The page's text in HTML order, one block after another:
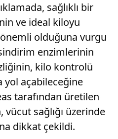
sağlıklı bir
ve ideal kiloyu
olduğuna vurgu
enzimlerinin
kilo kontrolü
açabileceğine
tarafından üretilen
sağlığı üzerinde
dikkat çekildi.